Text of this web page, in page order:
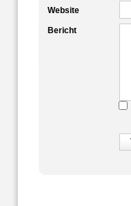
Website
Bericht